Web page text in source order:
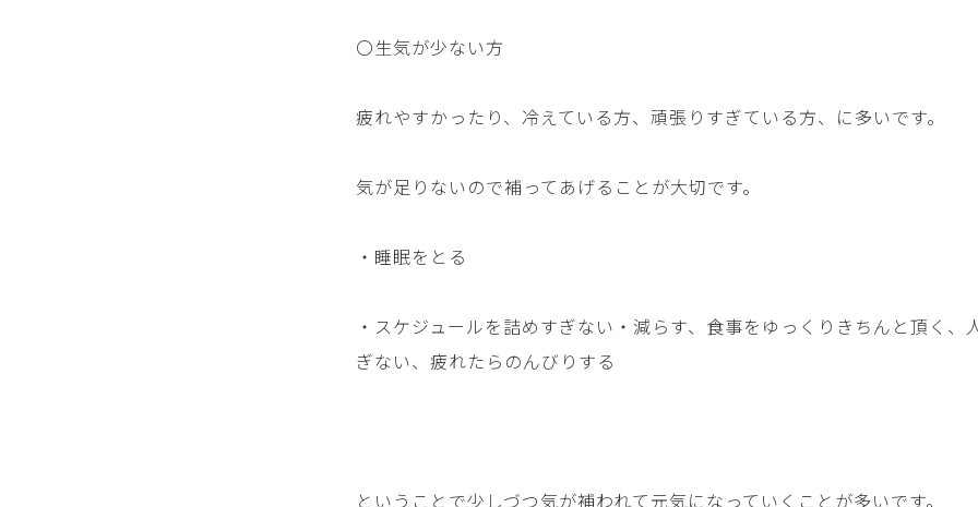
〇生気が少ない方
疲れやすかったり、冷えている方、頑張りすぎている方、に多いです。
気が足りないので補ってあげることが大切です。
・睡眠をとる
・スケジュールを詰めすぎない・減らす、食事をゆっくりきちんと頂く、
ぎない、疲れたらのんびりする
ということで少しづつ気が補われて元気になっていくことが多いです。